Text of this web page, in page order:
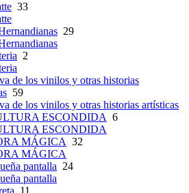
33
29
2
de los vinilos y otras historias
59
de los vinilos y otras historias artísticas
ESCONDIDA 6
ESCONDIDA
MÁGICA 32
MÁGICA
pantalla 24
pantalla